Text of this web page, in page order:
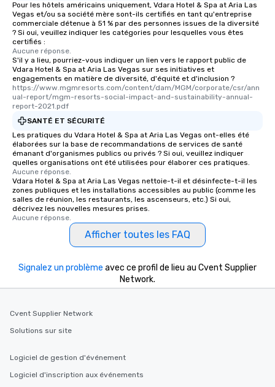
Pour les hôtels américains uniquement, Vdara Hotel & Spa at Aria Las
Vegas et/ou sa société mère sont-ils certifiés en tant qu'entreprise
commerciale détenue à 51 % par des personnes issues de la diversité
? Si oui, veuillez indiquer les catégories pour lesquelles vous êtes
certifiés :
Aucune réponse.
S'il y a lieu, pourriez-vous indiquer un lien vers le rapport public de
Vdara Hotel & Spa at Aria Las Vegas sur ses initiatives et
engagements en matière de diversité, d'équité et d'inclusion ?
https://www.mgmresorts.com/content/dam/MGM/corporate/csr/ann
ual-report/mgm-resorts-social-impact-and-sustainability-annual-
report-2021.pdf
SANTÉ ET SÉCURITÉ
Les pratiques du Vdara Hotel & Spa at Aria Las Vegas ont-elles été
élaborées sur la base de recommandations de services de santé
émanant d'organismes publics ou privés ? Si oui, veuillez indiquer
quelles organisations ont été utilisées pour élaborer ces pratiques.
Aucune réponse.
Vdara Hotel & Spa at Aria Las Vegas nettoie-t-il et désinfecte-t-il les
zones publiques et les installations accessibles au public (comme les
salles de réunion, les restaurants, les ascenseurs, etc.) Si oui,
décrivez les nouvelles mesures prises.
Aucune réponse.
Afficher toutes les FAQ
Signalez un problème avec ce profil de lieu au Cvent Supplier
Network.
Cvent Supplier Network
Solutions sur site
Logiciel de gestion d'événement
Logiciel d'inscription aux événements